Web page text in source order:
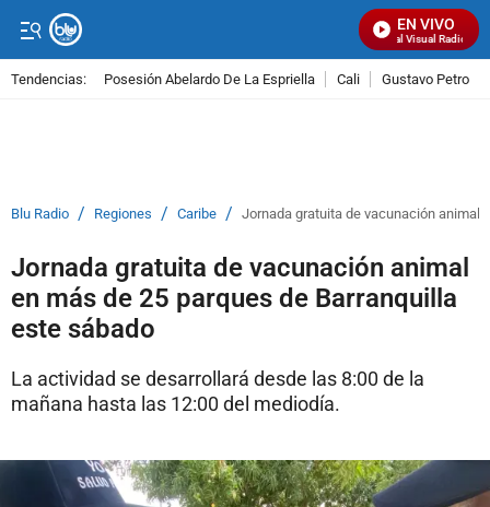
EN VIVO
Señal Visual Radio
Tendencias: Posesión Abelardo De La Espriella Cali Gustavo Petro
Blu Radio / Regiones / Caribe / Jornada gratuita de vacunación animal
Jornada gratuita de vacunación animal
en más de 25 parques de Barranquilla
este sábado
La actividad se desarrollará desde las 8:00 de la
mañana hasta las 12:00 del mediodía.